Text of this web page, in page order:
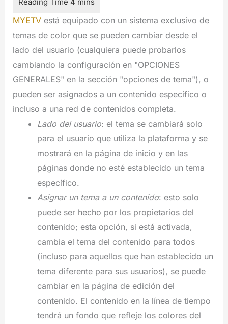
MYETVestá equipado con un sistema exclusivo de
temas de color que se pueden cambiar desde el
lado del usuario (cualquiera puede probarlos
cambiando la configuración en "OPCIONES
GENERALES" en la sección "opciones de tema"), o
pueden ser asignados a un contenido específico o
incluso a una red de contenidos completa.
Lado del usuario: el tema se cambiará solo
para el usuario que utiliza la plataforma y se
mostrará en la página de inicio y en las
páginas donde no esté establecido un tema
específico.
Asignar un tema a un contenido: esto solo
puede ser hecho por los propietarios del
contenido; esta opción, si está activada,
cambia el tema del contenido para todos
(incluso para aquellos que han establecido un
tema diferente para sus usuarios), se puede
cambiar en la página de edición del
contenido. El contenido en la línea de tiempo
tendrá un fondo que refleje los colores del